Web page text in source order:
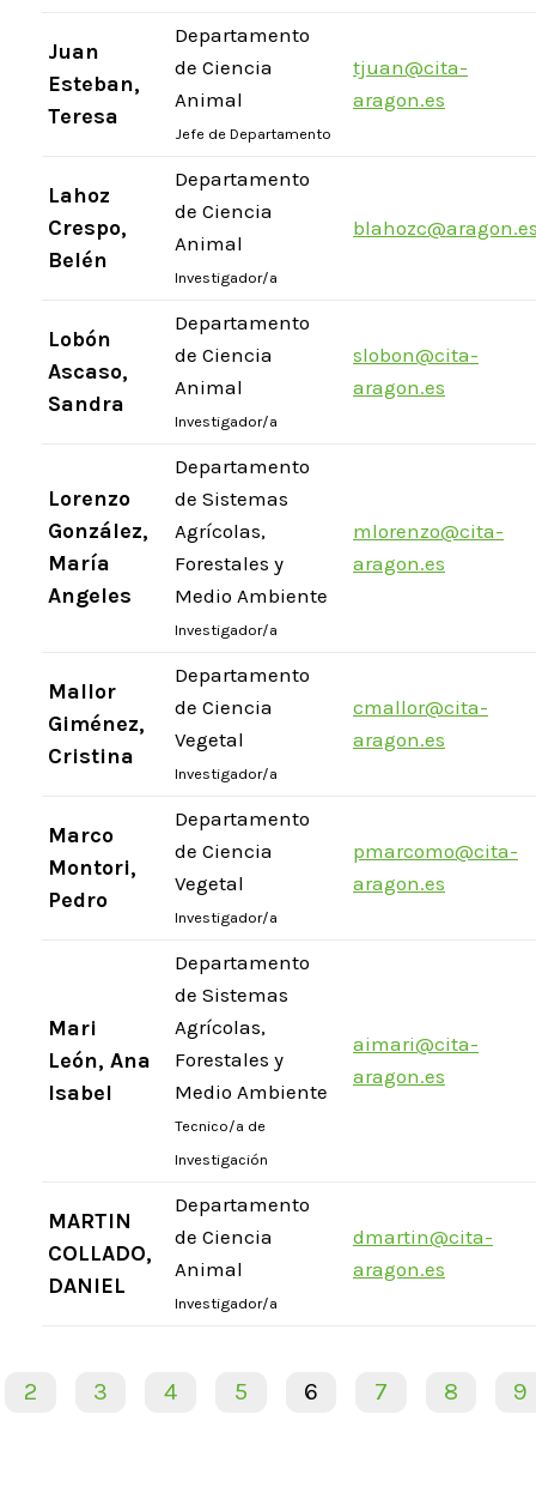
Juan
Esteban,
Teresa
Departamento
de Ciencia
Animal
Jefe de Departamento
tjuan@cita-
aragon.es
Lahoz
Crespo,
Belén
Departamento
de Ciencia
Animal
Investigador/a
Lobón
Ascaso,
Sandra
Departamento
de Ciencia
Animal
Investigador/a
slobon@cita-
aragon.es
Lorenzo
González,
María
Angeles
Departamento
de Sistemas
Agrícolas,
Forestales y
Medio Ambiente
Investigador/a
mlorenzo@cita-
aragon.es
Mallor
Giménez,
Cristina
Departamento
de Ciencia
Vegetal
Investigador/a
cmallor@cita-
aragon.es
Marco
Montori,
Pedro
Departamento
de Ciencia
Vegetal
Investigador/a
pmarcomo@cita-
aragon.es
Mari
León, Ana
Isabel
Departamento
de Sistemas
Agrícolas,
Forestales y
Medio Ambiente
Tecnico/a de
Investigación
aimari@cita-
aragon.es
MARTIN
COLLADO,
DANIEL
Departamento
de Ciencia
Animal
Investigador/a
dmartin@cita-
aragon.es
2 3 4 5 6 7 8 9